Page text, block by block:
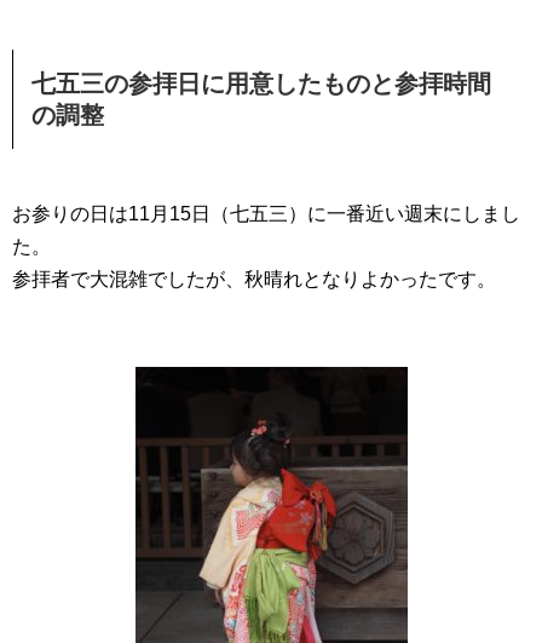
七五三の参拝日に用意したものと参拝時間
の調整
お参りの日は11月15日（七五三）に一番近い週末にしまし
た。
参拝者で大混雑でしたが、秋晴れとなりよかったです。